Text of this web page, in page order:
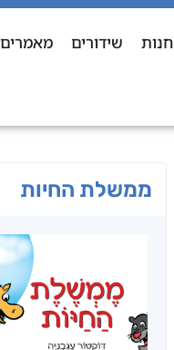
חנות שידורים מאמרים
ממשלת החיות